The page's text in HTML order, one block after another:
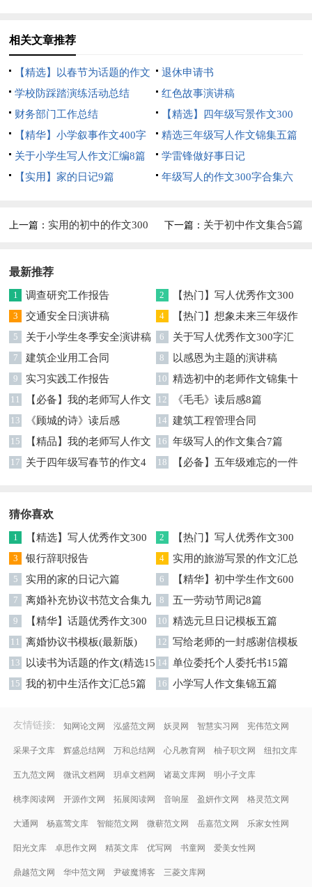
相关文章推荐
【精选】以春节为话题的作文
锦集8篇
退休申请书
学校防踩踏演练活动总结
红色故事演讲稿
财务部门工作总结
【精选】四年级写景作文300
字集合五篇
【精华】小学叙事作文400字
集锦九篇
精选三年级写人作文锦集五篇
关于小学生写人作文汇编8篇
学雷锋做好事日记
【实用】家的日记9篇
年级写人的作文300字合集六
上一篇： 实用的初中的作文300 下一篇： 关于初中作文集合5篇
最新推荐
1 调查研究工作报告 2
【热门】写人优秀作文300
字集合7篇
3 交通安全日演讲稿 4
【热门】想象未来三年级作
文汇编7篇
5 关于小学生冬季安全演讲稿 6
关于写人优秀作文300字汇
编六篇
7 建筑企业用工合同 8 以感恩为主题的演讲稿
9 实习实践工作报告 10 精选初中的老师作文锦集十
篇
11
【必备】我的老师写人作文
集合八篇
12 《毛毛》读后感8篇
13 《顾城的诗》读后感 14 建筑工程管理合同
15
【精品】我的老师写人作文
集合5篇
16 年级写人的作文集合7篇
17
关于四年级写春节的作文4
18
【必备】五年级难忘的一件
猜你喜欢
1
【精选】写人优秀作文300
字集锦八篇
2
【热门】写人优秀作文300
字汇总8篇
3 银行辞职报告 4
实用的旅游写景的作文汇总
九篇
5 实用的家的日记六篇 6
【精华】初中学生作文600
字集合十篇
7
离婚补充协议书范文合集九
篇
8 五一劳动节周记8篇
9
【精华】话题优秀作文300
字集合9篇
10 精选元旦日记模板五篇
11 离婚协议书模板(最新版) 12 写给老师的一封感谢信模板
汇编9篇
13
以读书为话题的作文(精选15
篇)
14 单位委托个人委托书15篇
15 我的初中生活作文汇总5篇 16 小学写人作文集锦五篇
友情链接: 知网论文网 泓盛范文网 妖灵网 智慧实习网 宪伟范文网
采果子文库 辉盛总结网 万和总结网 心凡教育网 柚子职文网 纽扣文库
五九范文网 微讯文档网 玥卓文档网 诸葛文库网 明小子文库
桃李阅读网 开源作文网 拓展阅读网 音响屋 盈妍作文网 格灵范文网
大通网 杨嘉莺文库 智能范文网 微蕲范文网 岳嘉范文网 乐家女性网
阳光文库 卓思作文网 精英文库 优写网 书童网 爱美女性网
鼎越范文网 华中范文网 尹破魔博客 三菱文库网